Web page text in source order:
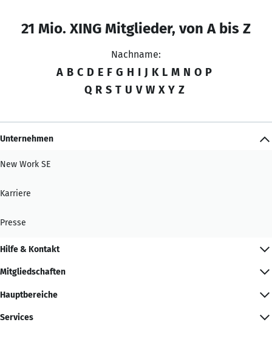
21 Mio. XING Mitglieder, von A bis Z
Nachname:
A B C D E F G H I J K L M N O P
Q R S T U V W X Y Z
Unternehmen
New Work SE
Karriere
Presse
Hilfe & Kontakt
Mitgliedschaften
Hauptbereiche
Services